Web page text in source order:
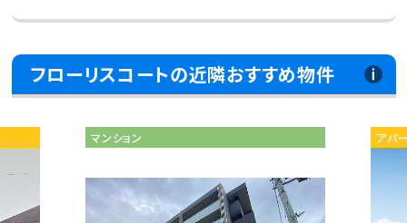
フローリスコートの近隣おすすめ物件
マンション アパ